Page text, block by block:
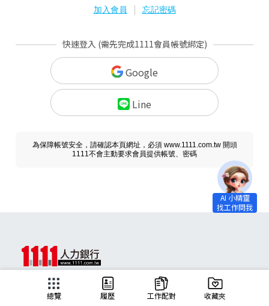
加入會員 | 忘記密碼
快速登入 (需先完成1111會員帳號綁定)
Google
Line
為保障帳號安全，請確認本頁網址，必須 www.1111.com.tw 開頭
1111不會主動要求會員提供帳號、密碼
總覽 履歷 工作配對 收藏夾